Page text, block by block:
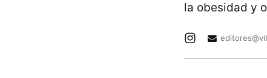
la obesidad y